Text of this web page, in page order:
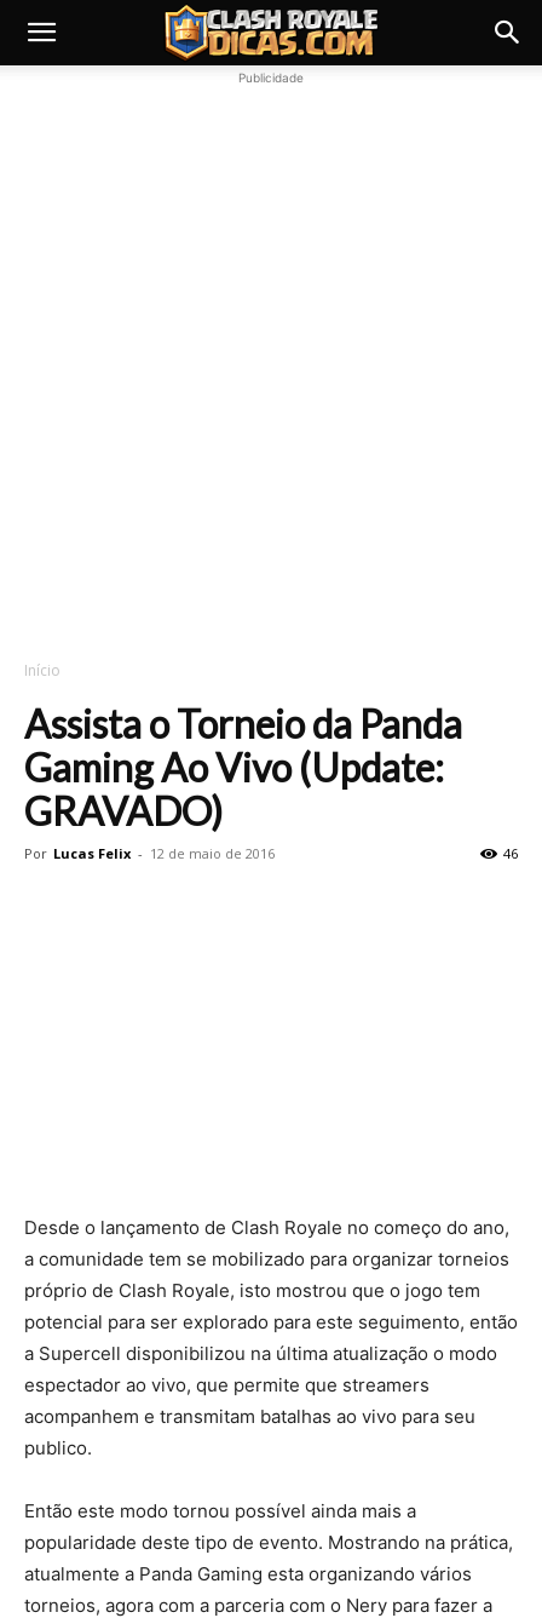
Publicidade
Início
Assista o Torneio da Panda
Gaming Ao Vivo (Update:
GRAVADO)
Por Lucas Felix - 12 de maio de 2016 46
Desde o lançamento de Clash Royale no começo do ano,
a comunidade tem se mobilizado para organizar torneios
próprio de Clash Royale, isto mostrou que o jogo tem
potencial para ser explorado para este seguimento, então
a Supercell disponibilizou na última atualização o modo
espectador ao vivo, que permite que streamers
acompanhem e transmitam batalhas ao vivo para seu
publico.
Então este modo tornou possível ainda mais a
popularidade deste tipo de evento. Mostrando na prática,
atualmente a Panda Gaming esta organizando vários
torneios, agora com a parceria com o Nery para fazer a